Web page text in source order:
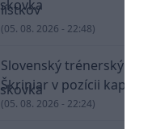
lístkov
(05. 08. 2026 - 22:48)
Slovenský trénerský
Škriniar v pozícii
(05. 08. 2026 - 22:24)